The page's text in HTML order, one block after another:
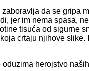
da se gripa
jer im nema spasa,
tisuća od sigurne
crtaju njihove slike.
herojstvo